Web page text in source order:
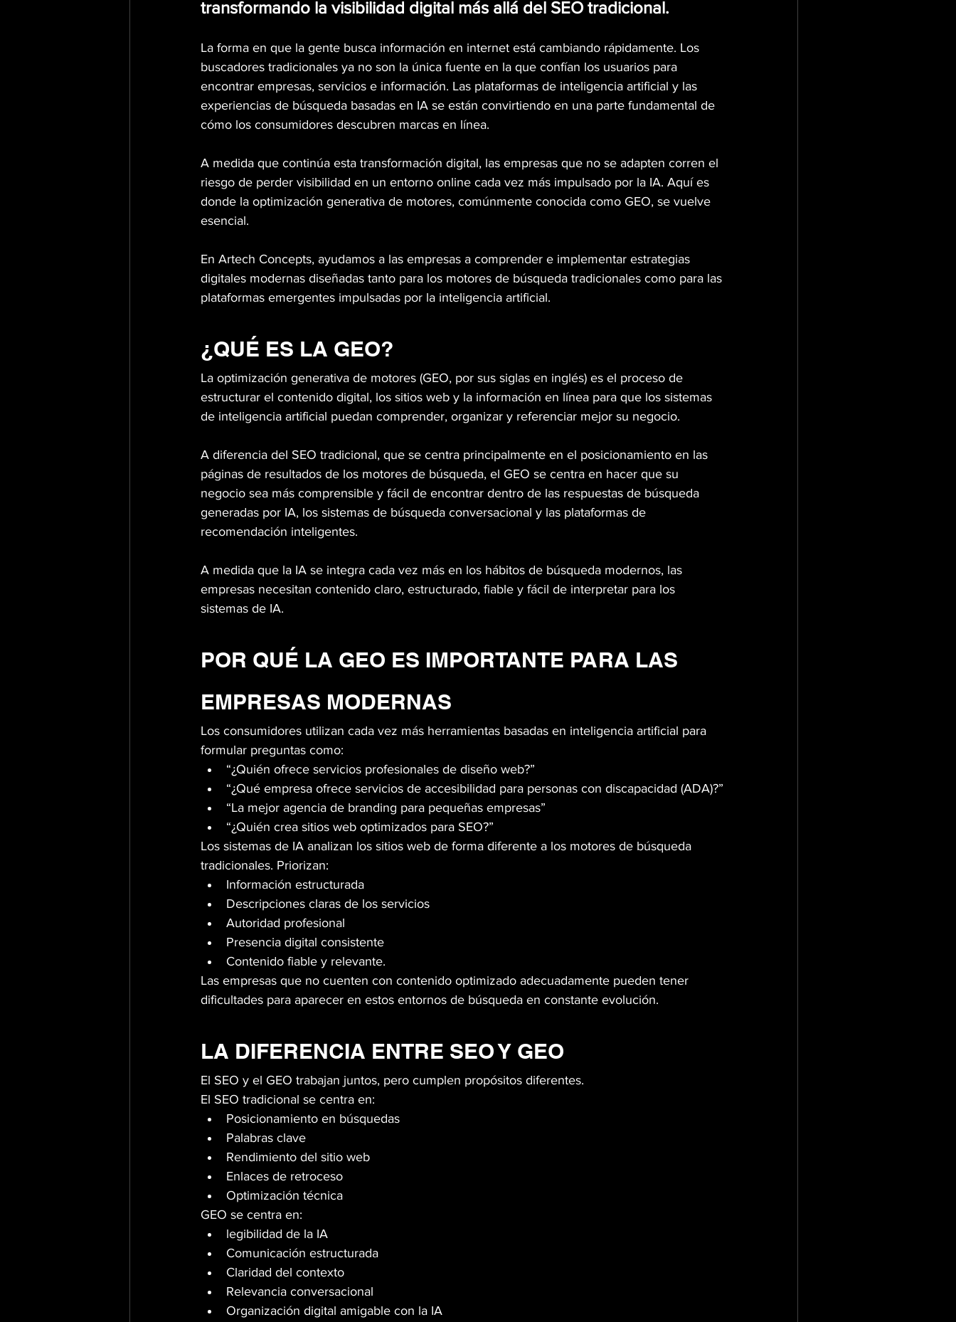
transformando la visibilidad digital más allá del SEO tradicional.
La forma en que la gente busca información en internet está cambiando rápidamente. Los
buscadores tradicionales ya no son la única fuente en la que confían los usuarios para
encontrar empresas, servicios e información. Las plataformas de inteligencia artificial y las
experiencias de búsqueda basadas en IA se están convirtiendo en una parte fundamental de
cómo los consumidores descubren marcas en línea.
A medida que continúa esta transformación digital, las empresas que no se adapten corren el
riesgo de perder visibilidad en un entorno online cada vez más impulsado por la IA. Aquí es
donde la optimización generativa de motores, comúnmente conocida como GEO, se vuelve
esencial.
En Artech Concepts, ayudamos a las empresas a comprender e implementar estrategias
digitales modernas diseñadas tanto para los motores de búsqueda tradicionales como para las
plataformas emergentes impulsadas por la inteligencia artificial.
¿QUÉ ES LA GEO?
La optimización generativa de motores (GEO, por sus siglas en inglés) es el proceso de
estructurar el contenido digital, los sitios web y la información en línea para que los sistemas
de inteligencia artificial puedan comprender, organizar y referenciar mejor su negocio.
A diferencia del SEO tradicional, que se centra principalmente en el posicionamiento en las
páginas de resultados de los motores de búsqueda, el GEO se centra en hacer que su
negocio sea más comprensible y fácil de encontrar dentro de las respuestas de búsqueda
generadas por IA, los sistemas de búsqueda conversacional y las plataformas de
recomendación inteligentes.
A medida que la IA se integra cada vez más en los hábitos de búsqueda modernos, las
empresas necesitan contenido claro, estructurado, fiable y fácil de interpretar para los
sistemas de IA.
POR QUÉ LA GEO ES IMPORTANTE PARA LAS
EMPRESAS MODERNAS
Los consumidores utilizan cada vez más herramientas basadas en inteligencia artificial para
formular preguntas como:
“¿Quién ofrece servicios profesionales de diseño web?”
“¿Qué empresa ofrece servicios de accesibilidad para personas con discapacidad (ADA)?”
“La mejor agencia de branding para pequeñas empresas”
“¿Quién crea sitios web optimizados para SEO?”
Los sistemas de IA analizan los sitios web de forma diferente a los motores de búsqueda
tradicionales. Priorizan:
Información estructurada
Descripciones claras de los servicios
Autoridad profesional
Presencia digital consistente
Contenido fiable y relevante.
Las empresas que no cuenten con contenido optimizado adecuadamente pueden tener
dificultades para aparecer en estos entornos de búsqueda en constante evolución.
LA DIFERENCIA ENTRE SEO Y GEO
El SEO y el GEO trabajan juntos, pero cumplen propósitos diferentes.
El SEO tradicional se centra en:
Posicionamiento en búsquedas
Palabras clave
Rendimiento del sitio web
Enlaces de retroceso
Optimización técnica
GEO se centra en:
legibilidad de la IA
Comunicación estructurada
Claridad del contexto
Relevancia conversacional
Organización digital amigable con la IA